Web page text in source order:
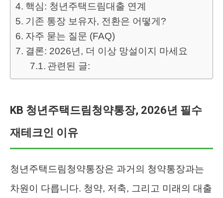
핵심: 청년주택드림대출 연계
기존 통장 보유자, 전환은 어떻게?
자주 묻는 질문 (FAQ)
결론: 2026년, 더 이상 망설이지 마세요
관련된 글:
KB 청년주택드림청약통장, 2026년 필수
재테크인 이유
청년주택드림청약통장은 과거의 청약통장과는
차원이 다릅니다. 청약, 저축, 그리고 미래의 대출